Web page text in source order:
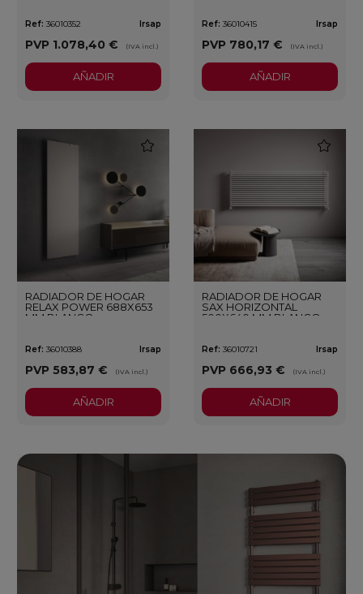
Ref: 36010352 Irsap
PVP 1.078,40 € (IVA incl.)
AÑADIR
Ref: 36010415 Irsap
PVP 780,17 € (IVA incl.)
AÑADIR
RADIADOR DE HOGAR
RELAX POWER 688X653
MM BLANCO
Ref: 36010388 Irsap
PVP 583,87 € (IVA incl.)
AÑADIR
RADIADOR DE HOGAR
SAX HORIZONTAL
500X640 MM BLANCO
Ref: 36010721 Irsap
PVP 666,93 € (IVA incl.)
AÑADIR